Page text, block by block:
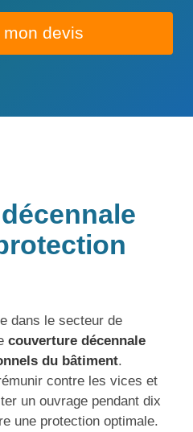
mon devis
dans le secteur de
couverture décennale
du bâtiment.
contre les vices et
un ouvrage pendant dix
une protection optimale.